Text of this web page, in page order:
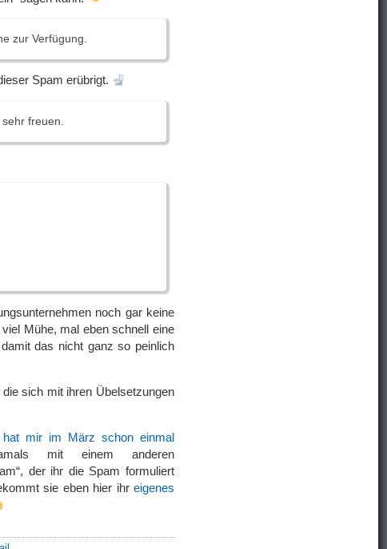
zur Verfügung.
Spam erübrigt.
freuen.
noch gar keine
Mühe, mal eben schnell eine
das nicht ganz so peinlich
sich mit ihren Übelsetzungen
hat mir im März schon einmal
mit einem anderen
der ihr die Spam formuliert
sie eben hier ihr eigenes